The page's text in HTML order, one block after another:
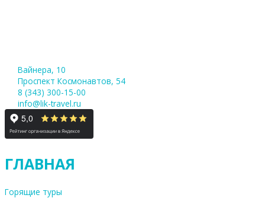
Вайнера, 10
Проспект Космонавтов, 54
8 (343) 300-15-00
info@lik-travel.ru
ГЛАВНАЯ
Горящие туры